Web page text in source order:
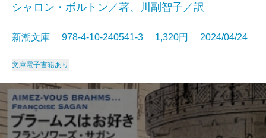
シャロン・ボルトン／著、川副智子／訳
新潮文庫 978-4-10-240541-3 1,320円 2024/04/24
文庫電子書籍あり